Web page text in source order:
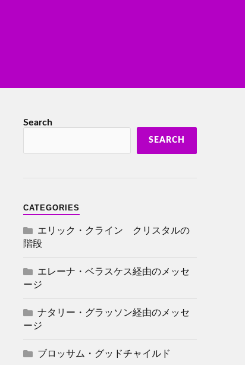
Search
SEARCH
CATEGORIES
エリック・クライン クリスタルの
階段
エレーナ・ベラスケス経由のメッセ
ージ
ナタリー・グラッソン経由のメッセ
ージ
ブロッサム・グッドチャイルド